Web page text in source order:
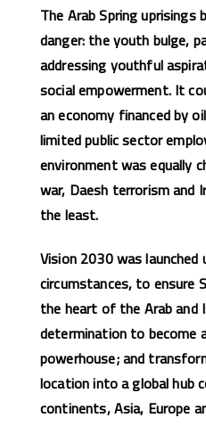
The Arab Spring
danger: the youth bulge,
addressing youthful
social empowerment. It
an economy financed by
limited public sector
environment was equally
war, Daesh terrorism and
the least.
Vision 2030 was
circumstances, to ensure
the heart of the Arab and
determination to become
powerhouse; and
location into a global hub
continents, Asia, Europe